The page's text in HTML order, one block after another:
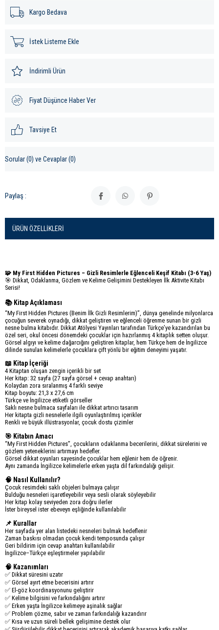
Kargo Bedava
İstek Listeme Ekle
İndirimli Ürün
Fiyat Düşünce Haber Ver
Tavsiye Et
Sorular (0) ve Cevaplar (0)
Paylaş :
ÜRÜN ÖZELLIKLERI
🧩 My First Hidden Pictures – Gizli Resimlerle Eğlenceli Keşif Kitabı (3-6 Yaş)
🎯 Dikkat, Odaklanma, Gözlem ve Kelime Gelişimini Destekleyen İlk Aktivite Kitabı
Serisi!
📚 Kitap Açıklaması
“My First Hidden Pictures (Benim İlk Gizli Resimlerim)”, dünya genelinde milyonlarca
çocuğun severek oynadığı, dikkat geliştiren ve eğlenceli öğrenme sunan bir gizli
nesne bulma kitabıdır. Dikkat Atölyesi Yayınları tarafından Türkçe’ye kazandırılan bu
özel seri, okul öncesi dönemdeki çocuklar için hazırlanmış 4 kitaplık setten oluşur.
Görsel algıyı ve kelime dağarcığını geliştiren kitaplar, hem Türkçe hem de İngilizce
dilinde sunulan kelimelerle çocuklara çift yönlü bir eğitim deneyimi yaşatır.
📖 Kitap İçeriği
4 Kitaptan oluşan zengin içerikli bir set
Her kitap: 32 sayfa (27 sayfa görsel + cevap anahtarı)
Kolaydan zora sıralanmış 4 farklı seviye
Kitap boyutu: 21,3 x 27,6 cm
Türkçe ve İngilizce etiketli görseller
Saklı nesne bulmaca sayfaları ile dikkat artırıcı tasarım
Her kitapta gizli nesnelerle ilgili oyunlaştırılmış içerikler
Renkli ve büyük illüstrasyonlar, çocuk dostu çizimler
🎯 Kitabın Amacı
“My First Hidden Pictures”, çocukların odaklanma becerilerini, dikkat sürelerini ve
gözlem yeteneklerini artırmayı hedefler.
Görsel dikkat oyunları sayesinde çocuklar hem eğlenir hem de öğrenir.
Aynı zamanda İngilizce kelimelerle erken yaşta dil farkındalığı gelişir.
🧠 Nasıl Kullanılır?
Çocuk resimdeki saklı objeleri bulmaya çalışır
Bulduğu nesneleri işaretleyebilir veya sesli olarak söyleyebilir
Her kitap kolay seviyeden zora doğru ilerler
İster bireysel ister ebeveyn eşliğinde kullanılabilir
📌 Kurallar
Her sayfada yer alan listedeki nesneleri bulmak hedeflenir
Zaman baskısı olmadan çocuk kendi temposunda çalışır
Geri bildirim için cevap anahtarı kullanılabilir
İngilizce–Türkçe eşleştirmeler yapılabilir
🧠 Kazanımları
✅ Dikkat süresini uzatır
✅ Görsel ayırt etme becerisini artırır
✅ El-göz koordinasyonunu geliştirir
✅ Kelime bilgisini ve farkındalığını artırır
✅ Erken yaşta İngilizce kelimeye aşinalık sağlar
✅ Problem çözme, sabır ve zaman farkındalığı kazandırır
✅ Kısa ve uzun süreli bellek gelişimine destek olur